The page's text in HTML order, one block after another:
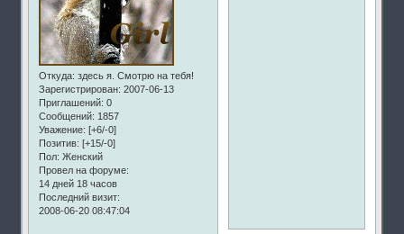
Откуда: здесь я. Смотрю на тебя!
Зарегистрирован: 2007-06-13
Приглашений: 0
Сообщений: 1857
Уважение: [+6/-0]
Позитив: [+15/-0]
Пол: Женский
Провел на форуме:
14 дней 18 часов
Последний визит:
2008-06-20 08:47:04